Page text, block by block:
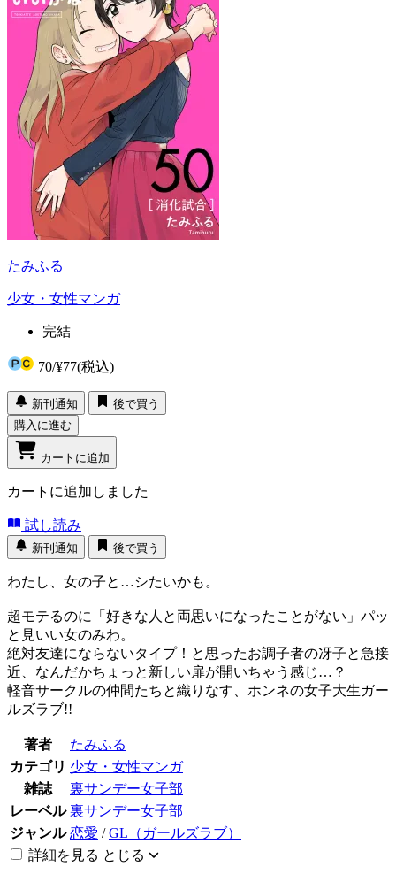
たみふる
少女・女性マンガ
完結
70/¥77(税込)
新刊通知
後で買う
購入に進む
カートに追加
カートに追加しました
試し読み
新刊通知 後で買う
わたし、女の子と…シたいかも。
超モテるのに「好きな人と両思いになったことがない」パッ
と見いい女のみわ。
絶対友達にならないタイプ！と思ったお調子者の冴子と急接
近、なんだかちょっと新しい扉が開いちゃう感じ…？
軽音サークルの仲間たちと織りなす、ホンネの女子大生ガー
ルズラブ!!
著者
たみふる
カテゴリ 少女・女性マンガ
雑誌
裏サンデー女子部
レーベル 裏サンデー女子部
ジャンル 恋愛 /GL（ガールズラブ）
詳細を見る とじる